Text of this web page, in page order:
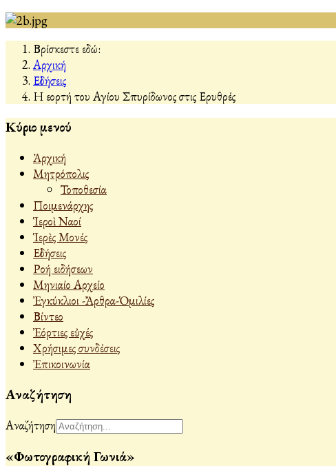
Βρίσκεστε εδώ:
Αρχική
Εἰδήσεις
Η εορτή του Αγίου Σπυρίδωνος στις Ερυθρές
Κύριο μενού
Ἀρχική
Μητρόπολις
Τοποθεσία
Ποιμενάρχης
Ἱεροὶ Ναοί
Ἱερὲς Μονές
Εἰδήσεις
Ροή ειδήσεων
Μηνιαίο Αρχείο
Ἐγκύκλιοι -Ἄρθρα-Ὁμιλίες
Βίντεο
Ἐόρτιες εὐχές
Χρήσιμες συνδέσεις
Ἐπικοινωνία
Αναζήτηση
Αναζήτηση
«Φωτογραφική Γωνιά»